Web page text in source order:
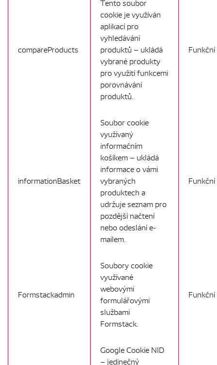
compareProducts
Tento soubor
cookie je využíván
aplikací pro
vyhledávání
produktů – ukládá
vybrané produkty
pro využití funkcemi
porovnávání
produktů.
Funkční
informationBasket
Soubor cookie
využívaný
informačním
košíkem – ukládá
informace o vámi
vybraných
produktech a
udržuje seznam pro
pozdější načtení
nebo odeslání e-
mailem.
Funkční
Formstackadmin
Soubory cookie
využívané
webovými
formulářovými
službami
Formstack.
Funkční
Google Cookie NID
– jedinečný